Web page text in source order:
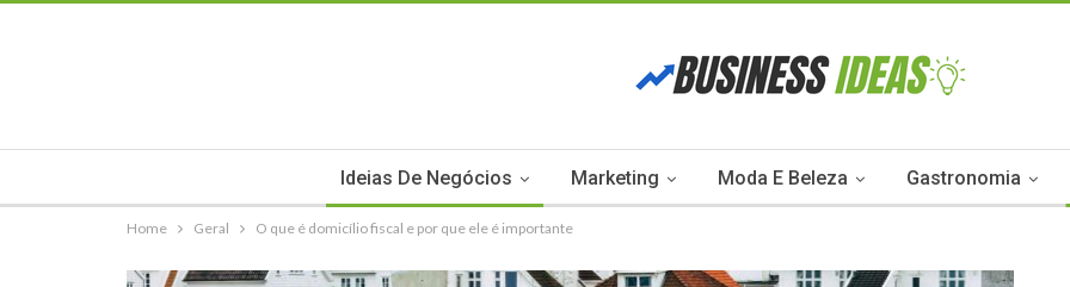
Ideias De Negócios Marketing Moda E Beleza Gastronomia
Home Geral O que é domicílio fiscal e por que ele é importante